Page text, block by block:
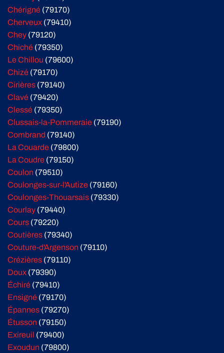
Chérigné (79170)
Cherveux (79410)
Chey (79120)
Chiché (79350)
Le Chillou (79600)
Chizé (79170)
Cirières (79140)
Clavé (79420)
Clessé (79350)
Clussais-la-Pommeraie (79190)
Combrand (79140)
La Couarde (79800)
La Coudre (79150)
Coulon (79510)
Coulonges-sur-l'Autize (79160)
Coulonges-Thouarsais (79330)
Courlay (79440)
Cours (79220)
Coutières (79340)
Couture-d'Argenson (79110)
Crézières (79110)
Doux (79390)
Échiré (79410)
Ensigné (79170)
Épannes (79270)
Étusson (79150)
Exireuil (79400)
Exoudun (79800)